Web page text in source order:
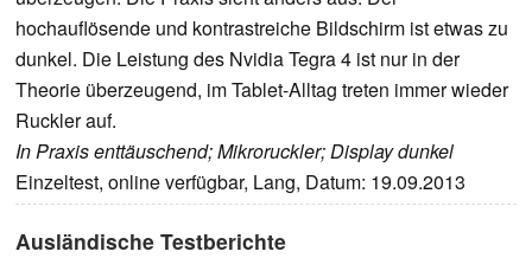
hochauflösende und kontrastreiche Bildschirm ist etwas zu
dunkel. Die Leistung des Nvidia Tegra 4 ist nur in der
Theorie überzeugend, im Tablet-Alltag treten immer wieder
Ruckler auf.
In Praxis enttäuschend; Mikroruckler; Display dunkel
Einzeltest, online verfügbar, Lang, Datum: 19.09.2013
Ausländische Testberichte